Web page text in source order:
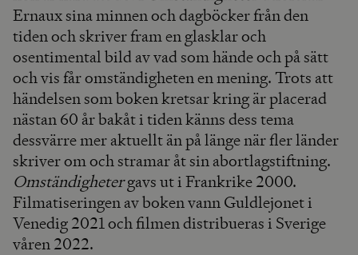
Ernaux sina minnen och dagböcker från den
tiden och skriver fram en glasklar och
osentimental bild av vad som hände och på sätt
och vis får omständigheten en mening. Trots att
händelsen som boken kretsar kring är placerad
nästan 60 år bakåt i tiden känns dess tema
dessvärre mer aktuellt än på länge när fler länder
skriver om och stramar åt sin abortlagstiftning.
Omständighetergavs ut i Frankrike 2000.
Filmatiseringen av boken vann Guldlejonet i
Venedig 2021 och filmen distribueras i Sverige
våren 2022.